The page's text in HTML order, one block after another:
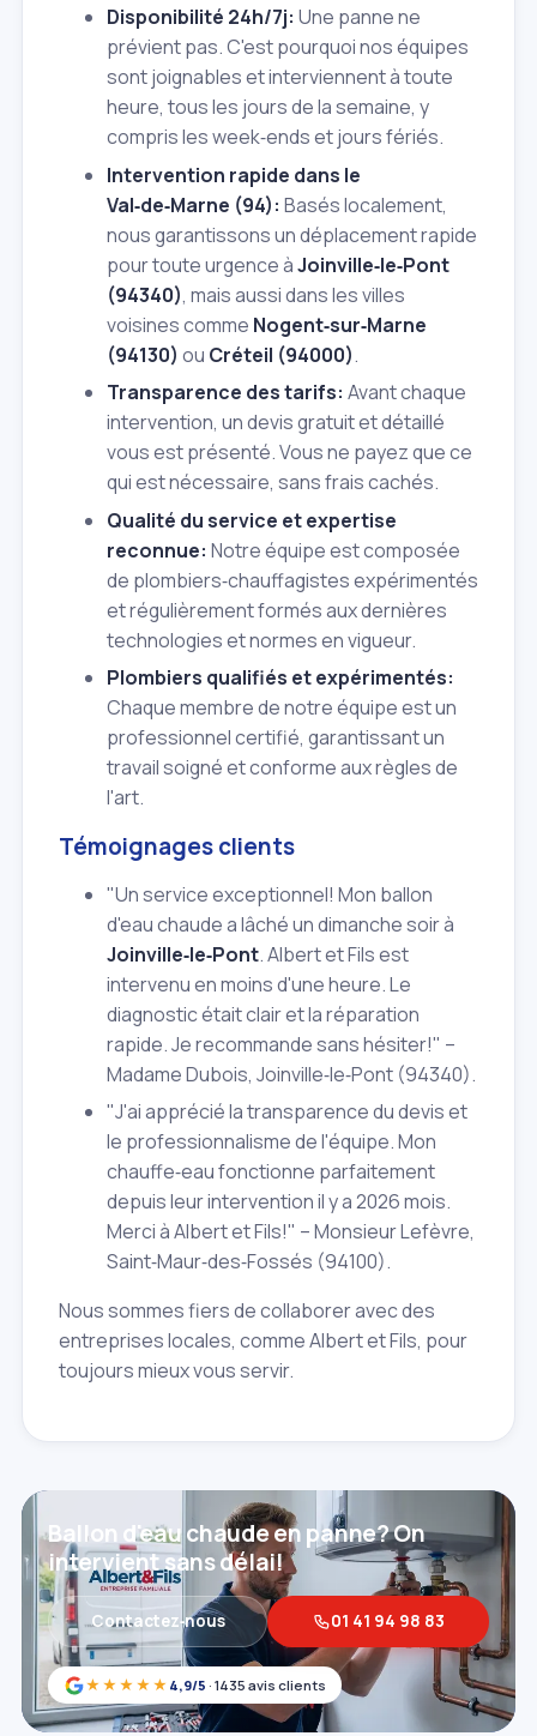
Disponibilité 24h/7j: Une panne ne
prévient pas. C'est pourquoi nos équipes
sont joignables et interviennent à toute
heure, tous les jours de la semaine, y
compris les week‑ends et jours fériés.
Intervention rapide dans le
Val‑de‑Marne (94): Basés localement,
nous garantissons un déplacement rapide
pour toute urgence àJoinville‑le‑Pont
(94340), mais aussi dans les villes
voisines comme Nogent‑sur‑Marne
(94130) ou Créteil (94000).
Transparence des tarifs: Avant chaque
intervention, un devis gratuit et détaillé
vous est présenté. Vous ne payez que ce
qui est nécessaire, sans frais cachés.
Qualité du service et expertise
reconnue: Notre équipe est composée
de plombiers‑chauffagistes expérimentés
et régulièrement formés aux dernières
technologies et normes en vigueur.
Plombiers qualifiés et expérimentés:
Chaque membre de notre équipe est un
professionnel certifié, garantissant un
travail soigné et conforme aux règles de
l'art.
Témoignages clients
"Un service exceptionnel! Mon ballon
d'eau chaude a lâché un dimanche soir à
Joinville‑le‑Pont. Albert et Fils est
intervenu en moins d'une heure. Le
diagnostic était clair et la réparation
rapide. Je recommande sans hésiter!" –
Madame Dubois, Joinville‑le‑Pont (94340).
"J'ai apprécié la transparence du devis et
le professionnalisme de l'équipe. Mon
chauffe‑eau fonctionne parfaitement
depuis leur intervention il y a 2026 mois.
Merci à Albert et Fils!" – Monsieur Lefèvre,
Saint‑Maur‑des‑Fossés (94100).
Nous sommes fiers de collaborer avec des
entreprises locales, comme Albert et Fils, pour
toujours mieux vous servir.
★★★★★ 4,9/5 · 1435 avis clients
Ballon d'eau chaude en panne? On
intervient sans délai!
Contactez‑nous 01 41 94 98 83